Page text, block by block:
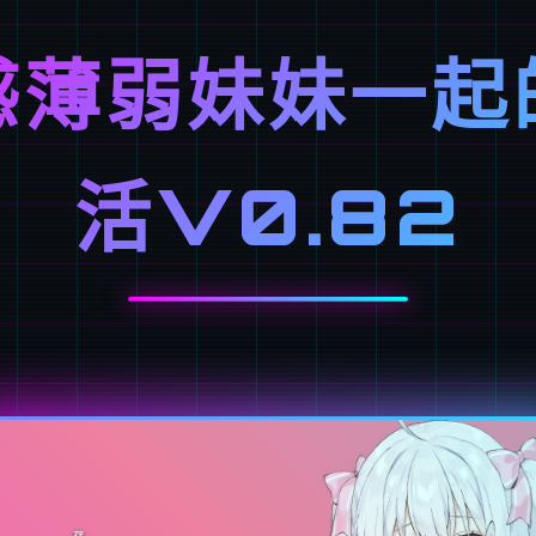
弱妹妹一
活V0.82